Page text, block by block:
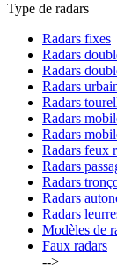
Type de radars
Radars fixes
Radars
Radars
Radars
Radars
Radars
Radars
Radars feux
Radars
Radars
Radars
Radars
Modèles de
Faux radars
-->